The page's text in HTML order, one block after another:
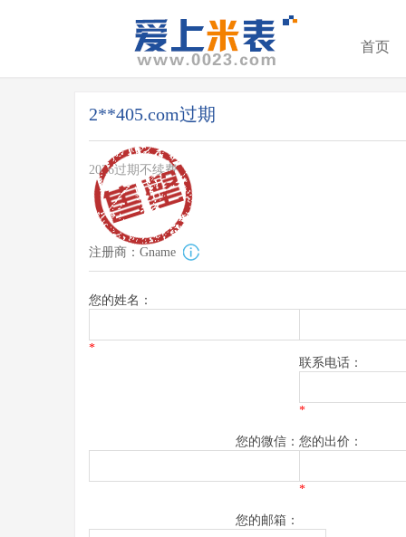
首页
2**405.com过期
2026过期不续费
注册商：Gname
您的姓名：
*
联系电话：
*
您的微信： 您的出价：
*
您的邮箱：